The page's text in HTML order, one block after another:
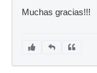
Muchas gracias!!!